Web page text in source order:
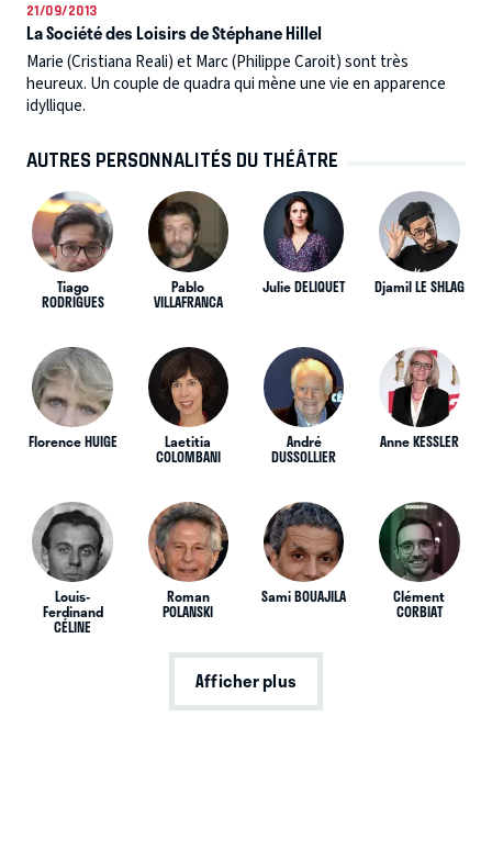
21/09/2013
La Société des Loisirs de Stéphane Hillel
Marie (Cristiana Reali) et Marc (Philippe Caroit) sont très
heureux. Un couple de quadra qui mène une vie en apparence
idyllique.
AUTRES PERSONNALITÉS DU THÉÂTRE
Tiago
RODRIGUES
Pablo
VILLAFRANCA
Julie DELIQUET Djamil LE SHLAG
Florence HUIGE Laetitia
COLOMBANI
André
DUSSOLLIER
Anne KESSLER
Louis-
Ferdinand
CÉLINE
Roman
POLANSKI
Sami BOUAJILA Clément
CORBIAT
Afficher plus